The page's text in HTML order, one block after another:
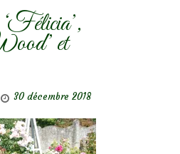
et
30 décembre 2018